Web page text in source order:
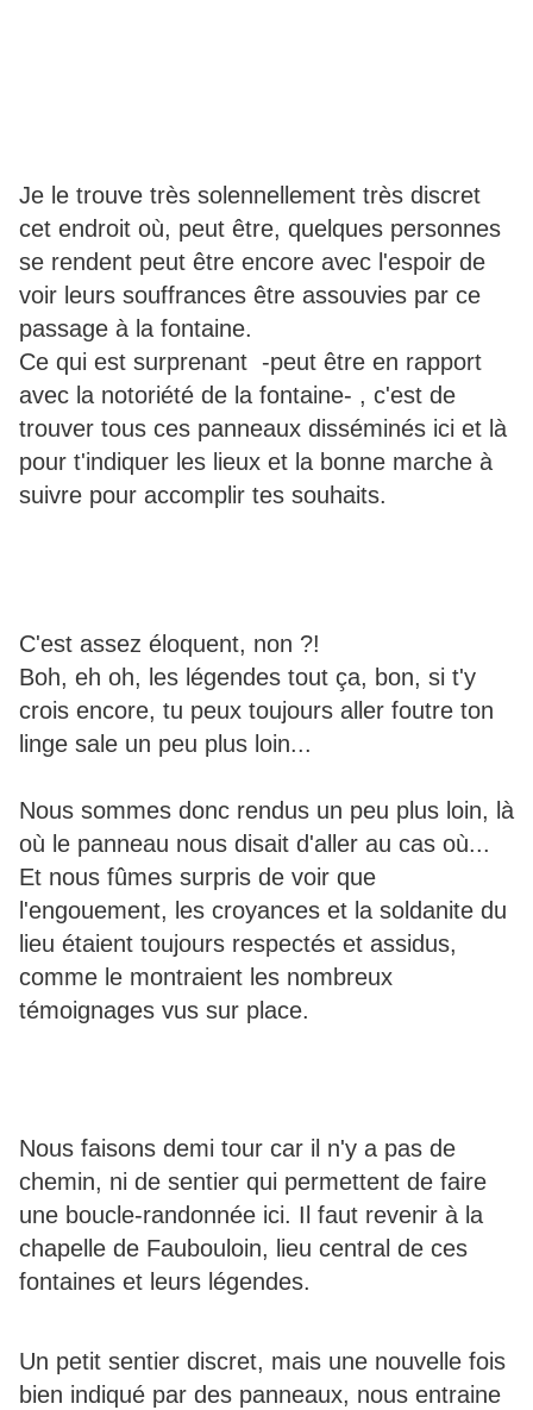
Je le trouve très solennellement très discret
cet endroit où, peut être, quelques personnes
se rendent peut être encore avec l'espoir de
voir leurs souffrances être assouvies par ce
passage à la fontaine.
Ce qui est surprenant -peut être en rapport
avec la notoriété de la fontaine- , c'est de
trouver tous ces panneaux disséminés ici et là
pour t'indiquer les lieux et la bonne marche à
suivre pour accomplir tes souhaits.
C'est assez éloquent, non ?!
Boh, eh oh, les légendes tout ça, bon, si t'y
crois encore, tu peux toujours aller foutre ton
linge sale un peu plus loin...
Nous sommes donc rendus un peu plus loin, là
où le panneau nous disait d'aller au cas où...
Et nous fûmes surpris de voir que
l'engouement, les croyances et la soldanite du
lieu étaient toujours respectés et assidus,
comme le montraient les nombreux
témoignages vus sur place.
Nous faisons demi tour car il n'y a pas de
chemin, ni de sentier qui permettent de faire
une boucle-randonnée ici. Il faut revenir à la
chapelle de Faubouloin, lieu central de ces
fontaines et leurs légendes.
Un petit sentier discret, mais une nouvelle fois
bien indiqué par des panneaux, nous entraine